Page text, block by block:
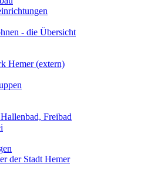
- die Übersicht
Hemer (extern)
Freibad
der Stadt Hemer